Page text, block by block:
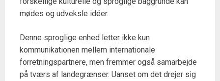
mødes og udveksle idéer.
Denne sproglige enhed letter ikke kun
kommunikationen mellem internationale
forretningspartnere, men fremmer også samarbejde
på tværs af landegrænser. Uanset om det drejer sig